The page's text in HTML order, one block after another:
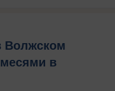
Волжском
в